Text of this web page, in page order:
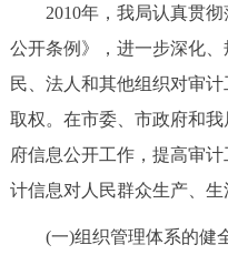
市领导
政策兑现
决策公开
政务服务
2010年，我局认真贯彻
公开条例》，进一步深化
民、法人和其他组织对审
取权。在市委、市政府和
府信息公开工作，提高审
计信息对人民群众生产、生
(一)组织管理体系的健全